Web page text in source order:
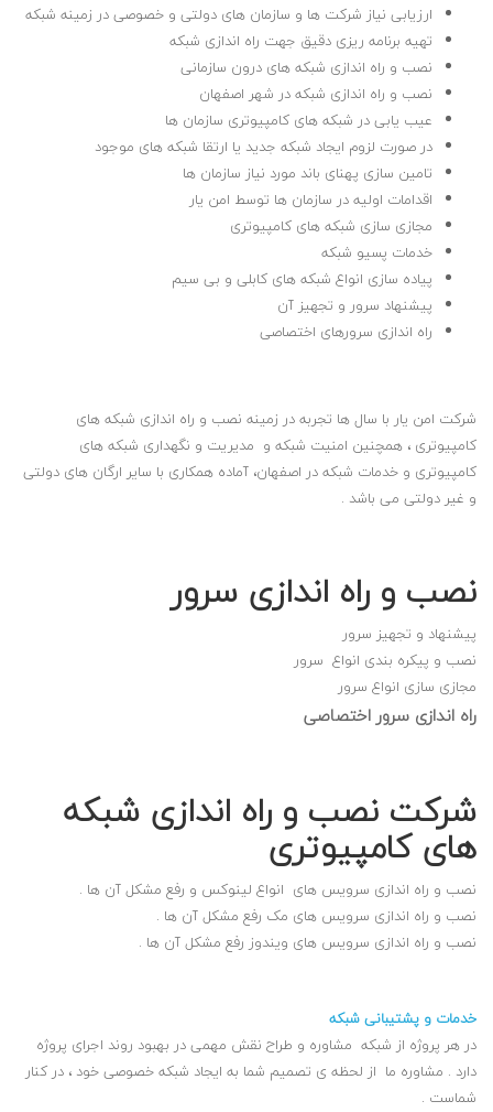
ارزیابی نیاز شرکت ها و سازمان های دولتی و خصوصی در زمینه شبکه
تهیه برنامه ریزی دقیق جهت راه اندازی شبکه
نصب و راه اندازی شبکه های درون سازمانی
نصب و راه اندازی شبکه در شهر اصفهان
عیب یابی در شبکه های کامپیوتری سازمان ها
در صورت لزوم ایجاد شبکه جدید یا ارتقا شبکه های موجود
تامین سازی پهنای باند مورد نیاز سازمان ها
اقدامات اولیه در سازمان ها توسط امن یار
مجازی سازی شبکه های کامپیوتری
خدمات پسیو شبکه
پیاده سازی انواع شبکه های کابلی و بی سیم
پیشنهاد سرور و تجهیز آن
راه اندازی سرورهای اختصاصی
شرکت امن یار با سال ها تجربه در زمینه نصب و راه اندازی شبکه های
کامپیوتری ، همچنین امنیت شبکه و مدیریت و نگهداری شبکه های
کامپیوتری و خدمات شبکه در اصفهان، آماده همکاری با سایر ارگان های دولتی
و غیر دولتی می باشد .
نصب و راه اندازی سرور
پیشنهاد و تجهیز سرور
نصب و پیکره بندی انواع سرور
مجازی سازی انواع سرور
راه اندازی سرور اختصاصی
شرکت نصب و راه اندازی شبکه
های کامپیوتری
نصب و راه اندازی سرویس های انواع لینوکس و رفع مشکل آن ها .
نصب و راه اندازی سرویس های مک رفع مشکل آن ها .
نصب و راه اندازی سرویس های ویندوز رفع مشکل آن ها .
خدمات و پشتیبانی شبکه
در هر پروژه از شبکه مشاوره و طراح نقش مهمی در بهبود روند اجرای پروژه
دارد . مشاوره ما از لحظه ی تصمیم شما به ایجاد شبکه خصوصی خود ، در کنار
شماست .